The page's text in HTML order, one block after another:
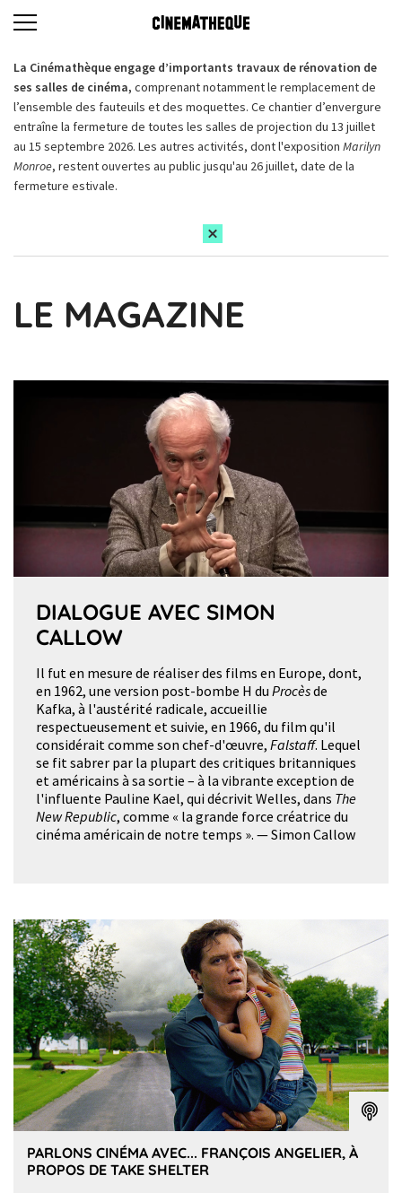
La Cinémathèque engage d’importants travaux de rénovation de
ses salles de cinéma, comprenant notamment le remplacement de
l’ensemble des fauteuils et des moquettes. Ce chantier d’envergure
entraîne la fermeture de toutes les salles de projection du 13 juillet
au 15 septembre 2026. Les autres activités, dont l'exposition Marilyn
Monroe, restent ouvertes au public jusqu'au 26 juillet, date de la
fermeture estivale.
LE MAGAZINE
DIALOGUE AVEC SIMON
CALLOW
Il fut en mesure de réaliser des films en Europe, dont,
en 1962, une version post-bombe H du Procèsde
Kafka, à l'austérité radicale, accueillie
respectueusement et suivie, en 1966, du film qu'il
considérait comme son chef-d'œuvre, Falstaff. Lequel
se fit sabrer par la plupart des critiques britanniques
et américains à sa sortie – à la vibrante exception de
l'influente Pauline Kael, qui décrivit Welles, dans The
New Republic, comme « la grande force créatrice du
cinéma américain de notre temps ». — Simon Callow
PARLONS CINÉMA AVEC... FRANÇOIS ANGELIER, À
PROPOS DE TAKE SHELTER